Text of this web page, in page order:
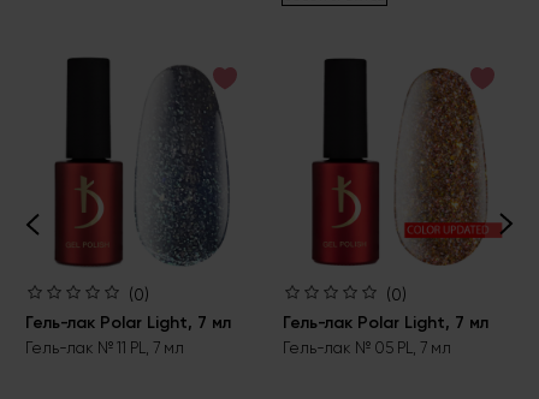
(0)
Гель-лак Polar Light, 7 мл
Гель-лак № 11 PL, 7 мл
(0)
Гель-лак Polar Light, 7 мл
Гель-лак № 05 PL, 7 мл